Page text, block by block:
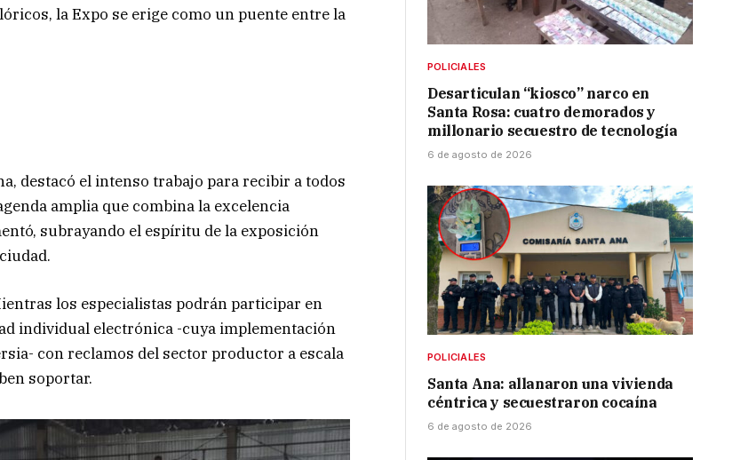
la Expo se erige como un puente entre la
destacó el intenso trabajo para recibir a todos
amplia que combina la excelencia
subrayando el espíritu de la exposición
los especialistas podrán participar en
individual electrónica -cuya implementación
con reclamos del sector productor a escala
soportar.
POLICIALES
Desarticulan “kiosco” narco en
Santa Rosa: cuatro demorados y
millonario secuestro de tecnología
6 de agosto de 2026
POLICIALES
Santa Ana: allanaron una vivienda
céntrica y secuestraron cocaína
6 de agosto de 2026